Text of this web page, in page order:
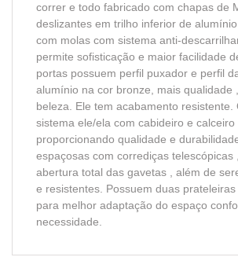
correr e todo fabricado com chapas de
deslizantes em trilho inferior de
com molas com sistema anti-
permite sofisticação e maior facilidade
portas possuem perfil puxador e perfil
alumínio na cor bronze, mais qualidade
beleza. Ele tem acabamento resistente.
sistema ele/ela com cabideiro e
proporcionando qualidade e
espaçosas com corrediças telescópicas
abertura total das gavetas , além de
e resistentes. Possuem duas
para melhor adaptação do espaço
necessidade.